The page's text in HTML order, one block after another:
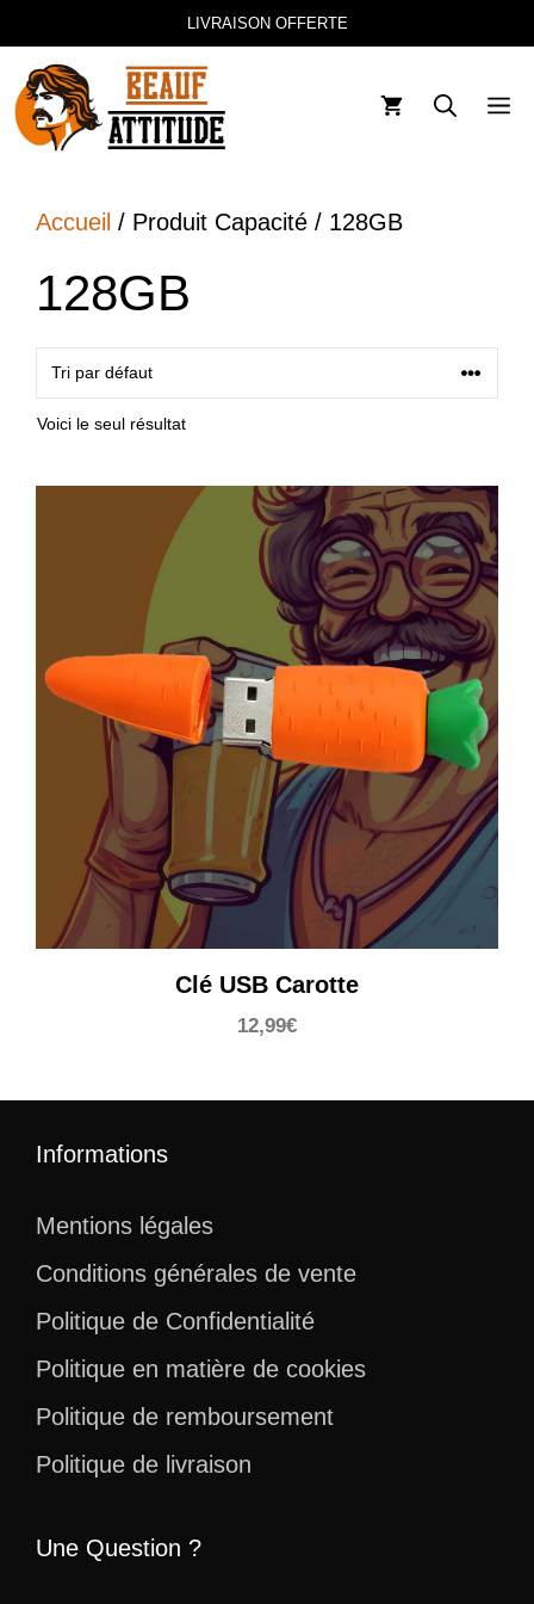
au
contenu
LIVRAISON OFFERTE
Accueil / Produit Capacité / 128GB
128GB
Voici le seul résultat
Clé USB Carotte
12,99€
Informations
Mentions légales
Conditions générales de vente
Politique de Confidentialité
Politique en matière de cookies
Politique de remboursement
Politique de livraison
Une Question ?